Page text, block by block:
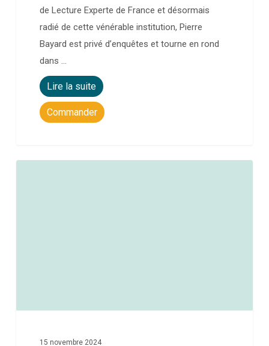
de Lecture Experte de France et désormais
radié de cette vénérable institution, Pierre
Bayard est privé d’enquêtes et tourne en rond
dans …
Lire la suite
Commander
15 novembre 2024